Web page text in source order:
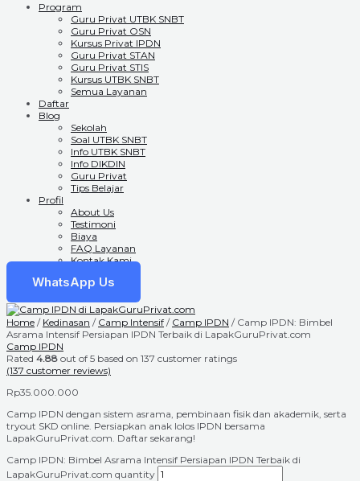
Program
Guru Privat UTBK SNBT
Guru Privat OSN
Kursus Privat IPDN
Guru Privat STAN
Guru Privat STIS
Kursus UTBK SNBT
Semua Layanan
Daftar
Blog
Sekolah
Soal UTBK SNBT
Info UTBK SNBT
Info DIKDIN
Guru Privat
Tips Belajar
Profil
About Us
Testimoni
Biaya
FAQ Layanan
Kontak Kami
WhatsApp Us
Home / Kedinasan / Camp Intensif / Camp IPDN / Camp IPDN: Bimbel
Asrama Intensif Persiapan IPDN Terbaik di LapakGuruPrivat.com
Camp IPDN
Rated 4.88 out of 5 based on 137 customer ratings
(137 customer reviews)
Rp35.000.000
Camp IPDN dengan sistem asrama, pembinaan fisik dan akademik, serta
tryout SKD online. Persiapkan anak lolos IPDN bersama
LapakGuruPrivat.com. Daftar sekarang!
Camp IPDN: Bimbel Asrama Intensif Persiapan IPDN Terbaik di
LapakGuruPrivat.com quantity